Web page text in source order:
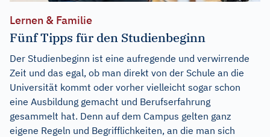
Lernen & Familie
Fünf Tipps für den Studienbeginn
Der Studienbeginn ist eine aufregende und verwirrende
Zeit und das egal, ob man direkt von der Schule an die
Universität kommt oder vorher vielleicht sogar schon
eine Ausbildung gemacht und Berufserfahrung
gesammelt hat. Denn auf dem Campus gelten ganz
eigene Regeln und Begrifflichkeiten, an die man sich